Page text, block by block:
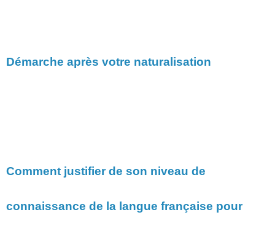
Démarche après votre naturalisation
Comment justifier de son niveau de
connaissance de la langue française pour